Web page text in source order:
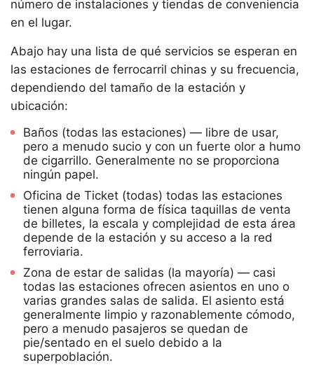
número de instalaciones y tiendas de conveniencia
en el lugar.
Abajo hay una lista de qué servicios se esperan en
las estaciones de ferrocarril chinas y su frecuencia,
dependiendo del tamaño de la estación y
ubicación:
Baños (todas las estaciones) — libre de usar,
pero a menudo sucio y con un fuerte olor a humo
de cigarrillo. Generalmente no se proporciona
ningún papel.
Oficina de Ticket (todas) todas las estaciones
tienen alguna forma de física taquillas de venta
de billetes, la escala y complejidad de esta área
depende de la estación y su acceso a la red
ferroviaria.
Zona de estar de salidas (la mayoría) — casi
todas las estaciones ofrecen asientos en uno o
varias grandes salas de salida. El asiento está
generalmente limpio y razonablemente cómodo,
pero a menudo pasajeros se quedan de
pie/sentado en el suelo debido a la
superpoblación.